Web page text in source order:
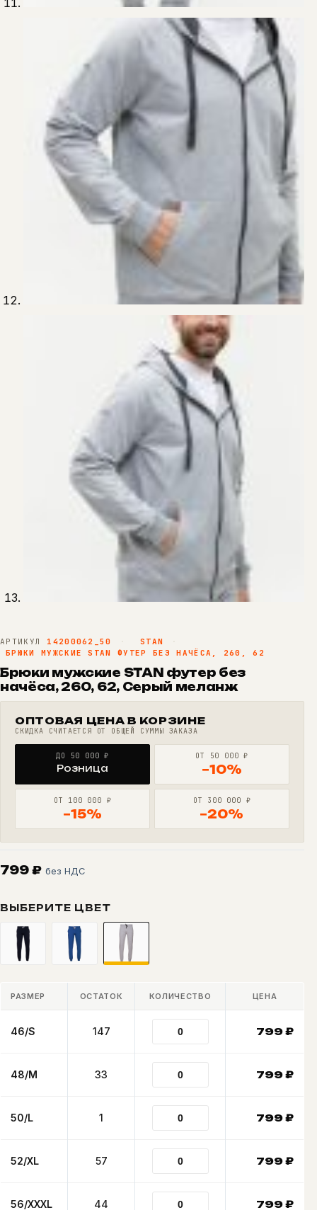
АРТИКУЛ 14200062_50 · STAN
·
БРЮКИ МУЖСКИЕ STAN ФУТЕР БЕЗ НАЧЁСА, 260, 62
Брюки мужские STAN футер без
начёса, 260, 62, Серый меланж
ОПТОВАЯ ЦЕНА В КОРЗИНЕ
СКИДКА СЧИТАЕТСЯ ОТ ОБЩЕЙ СУММЫ ЗАКАЗА
ДО 50 000 ₽
Розница
ОТ 50 000 ₽
−10%
ОТ 100 000 ₽
−15%
ОТ 300 000 ₽
−20%
799 ₽ без НДС
ВЫБЕРИТЕ ЦВЕТ
РАЗМЕР ОСТАТОК КОЛИЧЕСТВО ЦЕНА
46/S 147 799₽
48/M 33 799₽
50/L 1 799₽
52/XL 57 799₽
56/XXXL 44 799₽